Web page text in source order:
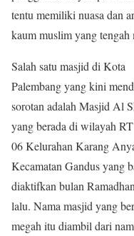
tentu memiliki nuasa dan
kaum muslim yang
Salah satu masjid di Kota
Palembang yang kini
sorotan adalah Masjid Al
yang berada di wilayah
06 Kelurahan Karang
Kecamatan Gandus yang
diaktifkan bulan
lalu. Nama masjid yang
megah itu diambil dari